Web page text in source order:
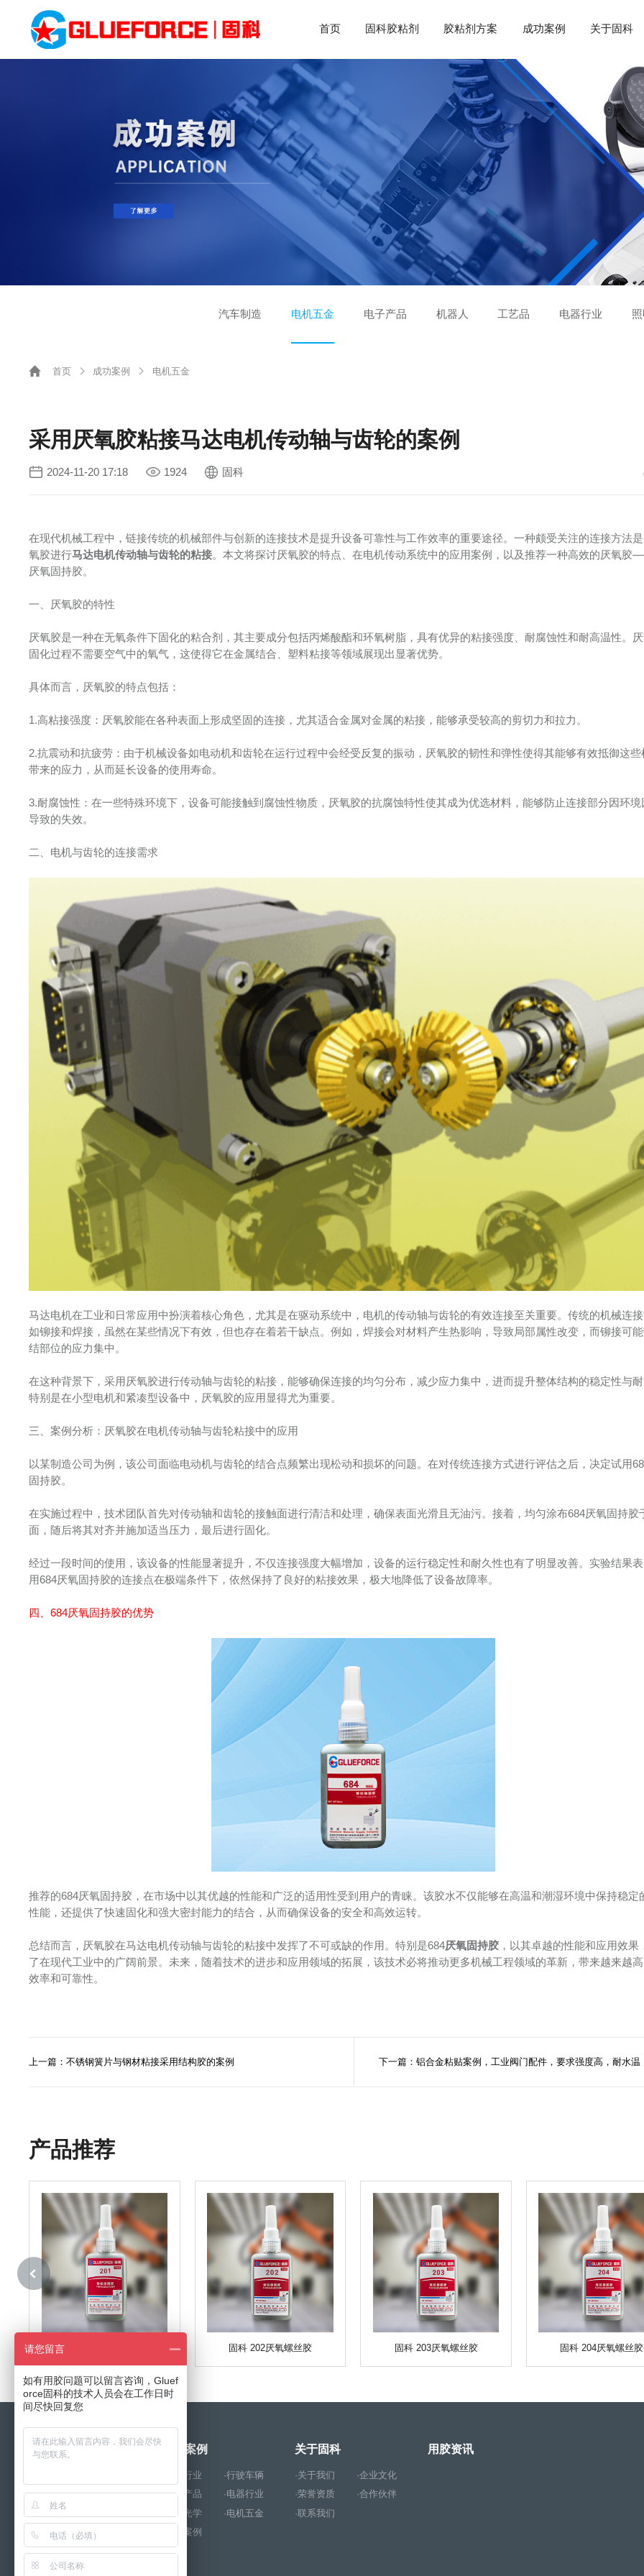
首页 固科胶粘剂 胶粘剂方案 成功案例 关于固科
汽车制造 电机五金 电子产品 机器人 工艺品 电器行业
首页 成功案例 电机五金
采用厌氧胶粘接马达电机传动轴与齿轮的案例
2024-11-20 17:18 1924 固科
在现代机械工程中，链接传统的机械部件与创新的连接技术是提升设备可靠性与工作效率的重要途径。一种颇受关注的连接方法
氧胶进行马达电机传动轴与齿轮的粘接。本文将探讨厌氧胶的特点、在电机传动系统中的应用案例，以及推荐一种高效的厌氧胶
厌氧固持胶。
一、厌氧胶的特性
厌氧胶是一种在无氧条件下固化的粘合剂，其主要成分包括丙烯酸酯和环氧树脂，具有优异的粘接强度、耐腐蚀性和耐高温性。
固化过程不需要空气中的氧气，这使得它在金属结合、塑料粘接等领域展现出显著优势。
具体而言，厌氧胶的特点包括：
1.高粘接强度：厌氧胶能在各种表面上形成坚固的连接，尤其适合金属对金属的粘接，能够承受较高的剪切力和拉力。
2.抗震动和抗疲劳：由于机械设备如电动机和齿轮在运行过程中会经受反复的振动，厌氧胶的韧性和弹性使得其能够有效抵御这些
带来的应力，从而延长设备的使用寿命。
3.耐腐蚀性：在一些特殊环境下，设备可能接触到腐蚀性物质，厌氧胶的抗腐蚀特性使其成为优选材料，能够防止连接部分因环境
导致的失效。
二、电机与齿轮的连接需求
马达电机在工业和日常应用中扮演着核心角色，尤其是在驱动系统中，电机的传动轴与齿轮的有效连接至关重要。传统的机械连
如铆接和焊接，虽然在某些情况下有效，但也存在着若干缺点。例如，焊接会对材料产生热影响，导致局部属性改变，而铆接可
结部位的应力集中。
在这种背景下，采用厌氧胶进行传动轴与齿轮的粘接，能够确保连接的均匀分布，减少应力集中，进而提升整体结构的稳定性与
特别是在小型电机和紧凑型设备中，厌氧胶的应用显得尤为重要。
三、案例分析：厌氧胶在电机传动轴与齿轮粘接中的应用
以某制造公司为例，该公司面临电动机与齿轮的结合点频繁出现松动和损坏的问题。在对传统连接方式进行评估之后，决定试用
固持胶。
在实施过程中，技术团队首先对传动轴和齿轮的接触面进行清洁和处理，确保表面光滑且无油污。接着，均匀涂布684厌氧固持胶
面，随后将其对齐并施加适当压力，最后进行固化。
经过一段时间的使用，该设备的性能显著提升，不仅连接强度大幅增加，设备的运行稳定性和耐久性也有了明显改善。实验结果
用684厌氧固持胶的连接点在极端条件下，依然保持了良好的粘接效果，极大地降低了设备故障率。
四、684厌氧固持胶的优势
推荐的684厌氧固持胶，在市场中以其优越的性能和广泛的适用性受到用户的青睐。该胶水不仅能够在高温和潮湿环境中保持稳定
性能，还提供了快速固化和强大密封能力的结合，从而确保设备的安全和高效运转。
总结而言，厌氧胶在马达电机传动轴与齿轮的粘接中发挥了不可或缺的作用。特别是684厌氧固持胶 ，以其卓越的性能和应用效果
了在现代工业中的广阔前景。未来，随着技术的进步和应用领域的拓展，该技术必将推动更多机械工程领域的革新，带来越来越
效率和可靠性。
上一篇：不锈钢簧片与钢材粘接采用结构胶的案例 下一篇：铝合金粘贴案例，工业阀门配件，要求强度高，耐水温
产品推荐
固科201厌氧螺丝胶 固科 202厌氧螺丝胶 固科 203厌氧螺丝胶 固科 204厌氧螺丝胶
产品中心
·环氧树脂胶
·结构胶
·PUR热熔胶
·UV胶
·瞬干胶
成功案例
·玩具行业
·行驶车辆
·电子产品
·电器行业
·照明光学
·电机五金
·其他案例
关于固科
·关于我们
·企业文化
·荣誉资质
·合作伙伴
·联系我们
用胶资讯
请您留言
如有用胶问题可以留言咨询，Gluef
orce固科的技术人员会在工作日时
间尽快回复您